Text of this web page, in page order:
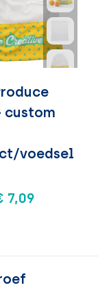
custom
voedsel
7,09